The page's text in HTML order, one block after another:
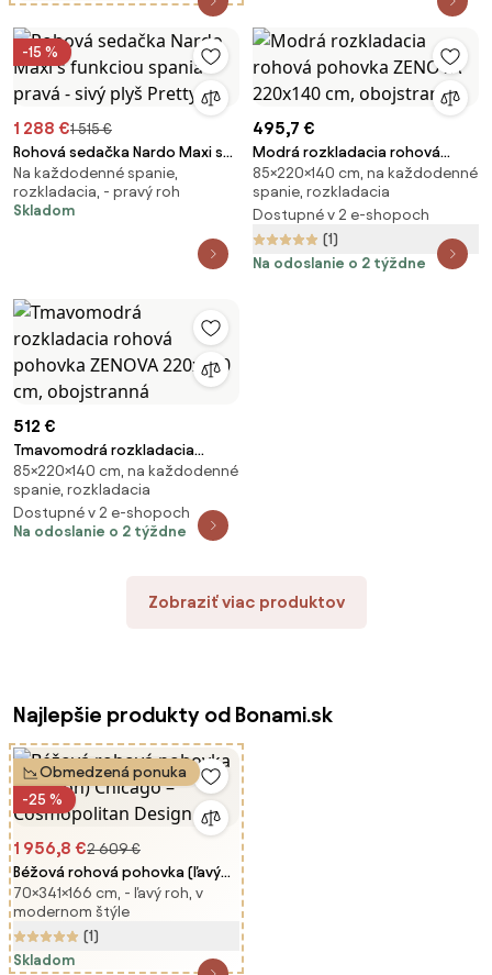
-15 %
1 288 €1 515 €
Rohová sedačka Nardo Maxi s
funkciou spania pravá - sivý
plyš Pretty 17
Na každodenné spanie,
rozkladacia, - pravý roh
Skladom
495,7 €
Modrá rozkladacia rohová
pohovka ZENOVA 220x140 cm,
obojstranná
85×220×140 cm, na každodenné
spanie, rozkladacia
Dostupné v 2 e-shopoch
(1)
Na odoslanie o 2 týždne
512 €
Tmavomodrá rozkladacia
rohová pohovka ZENOVA
220x140 cm, obojstranná
85×220×140 cm, na každodenné
spanie, rozkladacia
Dostupné v 2 e-shopoch
Na odoslanie o 2 týždne
Zobraziť viac produktov
Najlepšie produkty od Bonami.sk
Obmedzená ponuka
-25 %
1 956,8 €2 609 €
Béžová rohová pohovka (ľavý
roh) Chicago – Cosmopolitan
Design
70×341×166 cm, - ľavý roh, v
modernom štýle
(1)
Skladom